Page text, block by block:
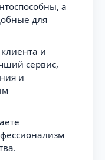
а
для
и
сервис,
и